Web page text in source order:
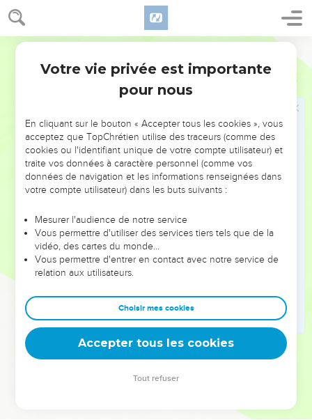
Jean 4
pendant la fête. En effet, eux aussi étaient allés à la fête.
46 Jésus retourna donc à Cana en Galilée, où il avait changé
fils était malade.
Quand il apprit que Jésus était venu de Judée en Galilée,
était sur le point de mourir.
Jésus lui dit : « Si vous ne voyez pas des signes et des
prodiges, vous ne croirez donc pas ? »
L'officier du roi lui dit : « Seigneur, descends avant que
« Vas-y, lui dit Jésus, ton fils vit. » Cet homme crut à la
parole que Jésus lui avait dite et s'en alla.
Il était déjà en train de redescendre lorsque ses serviteurs
vinrent à sa rencontre et lui dirent : « Ton enfant vit. »
Il leur demanda à quelle heure il était allé mieux et ils lui
dirent : « C’est hier, à une heure de l'après-midi, que la fièvre
l'a quitté. »
Le père reconnut que c'était à cette heure-là que Jésus lui
Votre vie privée est importante
pour nous
En cliquant sur le bouton « Accepter tous les cookies », vous
acceptez que TopChrétien utilise des traceurs (comme des
cookies ou l'identifiant unique de votre compte utilisateur) et
traite vos données à caractère personnel (comme vos
données de navigation et les informations renseignées dans
votre compte utilisateur) dans les buts suivants :
Mesurer l'audience de notre service
Vous permettre d'utiliser des services tiers tels que de la
vidéo, des cartes du monde…
Vous permettre d'entrer en contact avec notre service de
relation aux utilisateurs.
Choisir mes cookies
Accepter tous les cookies
Tout refuser